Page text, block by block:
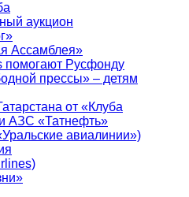
аукцион
Ассамблея»
помогают Русфонду
прессы» – детям
от «Клуба
АЗС «Татнефть»
авиалинии»)